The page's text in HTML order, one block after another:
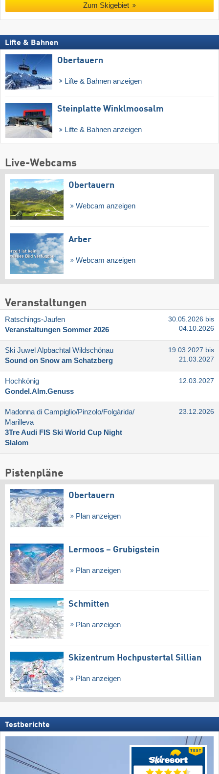
Zum Skigebiet
Lifte & Bahnen
Obertauern
Lifte & Bahnen anzeigen
Steinplatte Winklmoosalm
Lifte & Bahnen anzeigen
Live-Webcams
Obertauern
Webcam anzeigen
Arber
Webcam anzeigen
Veranstaltungen
Ratschings-Jaufen
Veranstaltungen Sommer 2026
30.05.2026 bis
04.10.2026
Ski Juwel Alpbachtal Wildschönau
Sound on Snow am Schatzberg
19.03.2027 bis
21.03.2027
Hochkönig
Gondel.Alm.Genuss
12.03.2027
Madonna di Campiglio/​Pinzolo/​Folgàrida/​
Marilleva
3Tre Audi FIS Ski World Cup Night
Slalom
23.12.2026
Pistenpläne
Obertauern
Plan anzeigen
Lermoos – Grubigstein
Plan anzeigen
Schmitten
Plan anzeigen
Skizentrum Hochpustertal Sillian
Plan anzeigen
Testberichte